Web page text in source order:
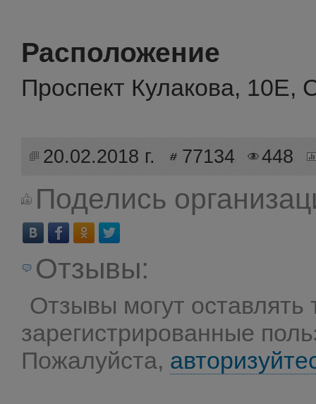
Расположение
Проспект Кулакова, 10Е,
20.02.2018 г. 77134 448
Поделись
Отзывы:
Отзывы могут оставлять
зарегистрированные
Пожалуйста,